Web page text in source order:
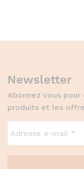
Newsletter
Abonnez vous
produits et les